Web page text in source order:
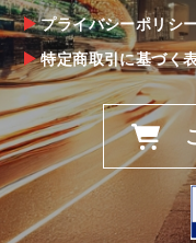
プライバシーポリシ
特定商取引に基づく